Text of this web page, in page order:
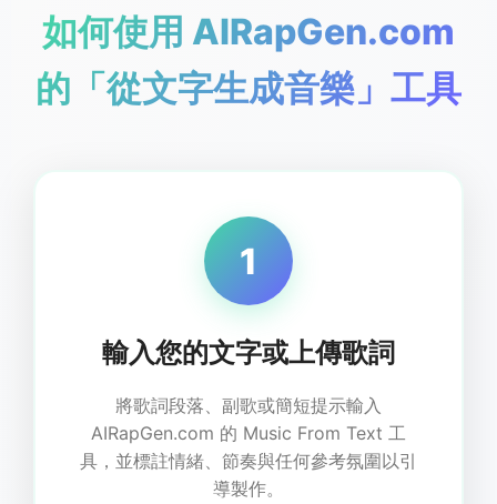
如何使用 AIRapGen.com
的「從文字生成音樂」工具
1
輸入您的文字或上傳歌詞
將歌詞段落、副歌或簡短提示輸入
AIRapGen.com 的 Music From Text 工
具，並標註情緒、節奏與任何參考氛圍以引
導製作。